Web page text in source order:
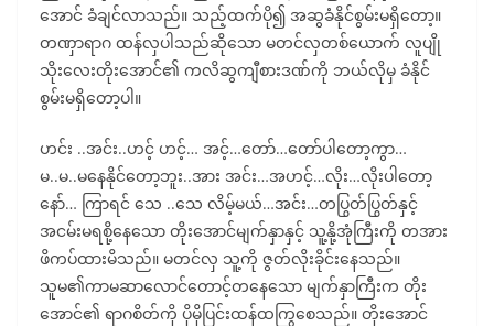
အောင် ခံချင်လာသည်။ သည့်ထက်ပို၍ အဆွခံနိုင်စွမ်းမရှိတော့။
တဏှာရာဂ ထန်လှပါသည်ဆိုသော မတင်လှတစ်ယောက် လူပျို
သိုးလေးတိုးအောင်၏ ကလိဆွကျီစားဒဏ်ကို ဘယ်လိုမှ ခံနိုင်
စွမ်းမရှိတော့ပါ။
ဟင်း ..အင်း..ဟင့် ဟင့်… အင့်…တော်…တော်ပါတော့ကွာ…
မ..မ..မနေနိုင်တော့ဘူး..အား အင်း…အဟင့်…လိုး…လိုးပါတော့
နော်… ကြာရင် သေ ..သေ လိမ့်မယ်…အင်း…တပြွတ်ပြွတ်နှင့်
အငမ်းမရစို့နေသော တိုးအောင်မျက်နှာနှင့် သူ့နို့အုံကြီးကို တအား
ဖိကပ်ထားမိသည်။ မတင်လှ သူ့ကို ဇွတ်လိုးခိုင်းနေသည်။
သူမ၏ကာမဆာလောင်တောင့်တနေသော မျက်နှာကြီးက တိုး
အောင်၏ ရာဂစိတ်ကို ပိုမိုပြင်းထန်ထကြွစေသည်။ တိုးအောင်